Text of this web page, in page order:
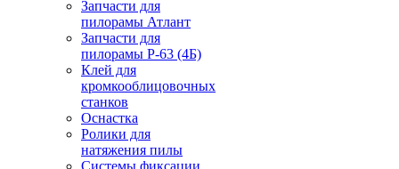
Запчасти для
пилорамы Атлант
Запчасти для
пилорамы Р-63 (4Б)
Клей для
кромкооблицовочных
станков
Оснастка
Ролики для
натяжения пилы
Системы фиксации